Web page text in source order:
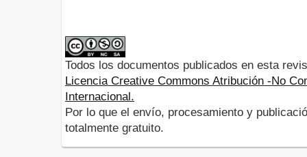
Todos los documentos publicados en esta
Licencia Creative Commons Atribución -No
Internacional.
Por lo que el envío, procesamiento y
totalmente gratuito.